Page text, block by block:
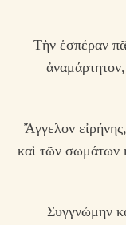
Τὴν ἑσπέραν
Ἄγγελον
καὶ τῶν σωμάτων
Συγγνώμην